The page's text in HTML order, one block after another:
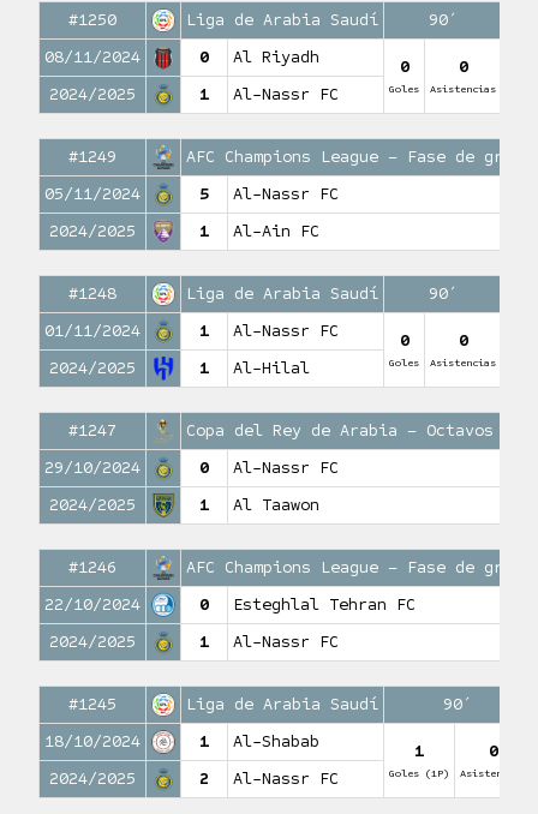
#1250 Liga de Arabia Saudí
90′
08/11/2024
0 Al Riyadh 0
Goles
0
Asistencias
2024/2025 1 Al-Nassr FC
#1249
AFC Champions League – Fase de
05/11/2024
5
Al-Nassr FC
2024/2025
1 Al-Ain FC
#1248 Liga de Arabia Saudí
90′
01/11/2024
1 Al-Nassr FC 0
Goles
0
Asistencias
2024/2025 1 Al-Hilal
#1247
Copa del Rey de Arabia – Octavos
29/10/2024
0
Al-Nassr FC
2024/2025
1 Al Taawon
#1246
AFC Champions League – Fase de
22/10/2024
0
Esteghlal Tehran FC
2024/2025
1 Al-Nassr FC
#1245 Liga de Arabia Saudí
90′
18/10/2024
1 Al-Shabab 1
Goles (1P)
0
Asistencias
2024/2025 2 Al-Nassr FC